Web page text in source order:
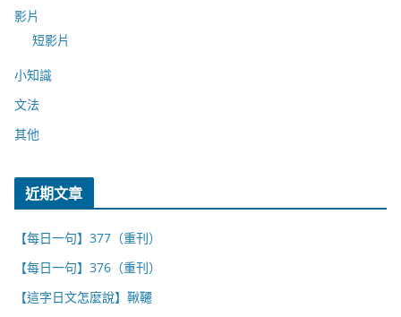
影片
短影片
小知識
文法
其他
近期文章
【每日一句】377（重刊）
【每日一句】376（重刊）
【這字日文怎麼說】鞦韆